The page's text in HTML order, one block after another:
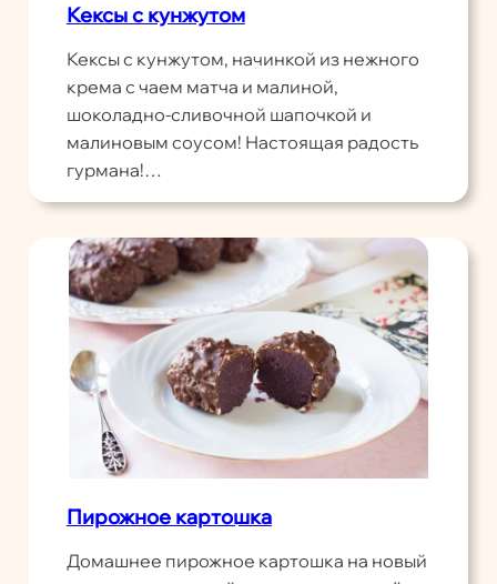
Кексы с кунжутом
Кексы с кунжутом, начинкой из нежного
крема с чаем матча и малиной,
шоколадно-сливочной шапочкой и
малиновым соусом! Настоящая радость
гурмана!…
Пирожное картошка
Домашнее пирожное картошка на новый